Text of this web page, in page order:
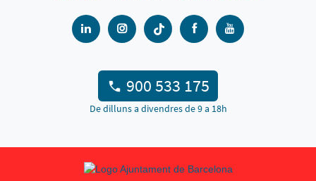
900 533 175
De dilluns a divendres de 9 a 18h